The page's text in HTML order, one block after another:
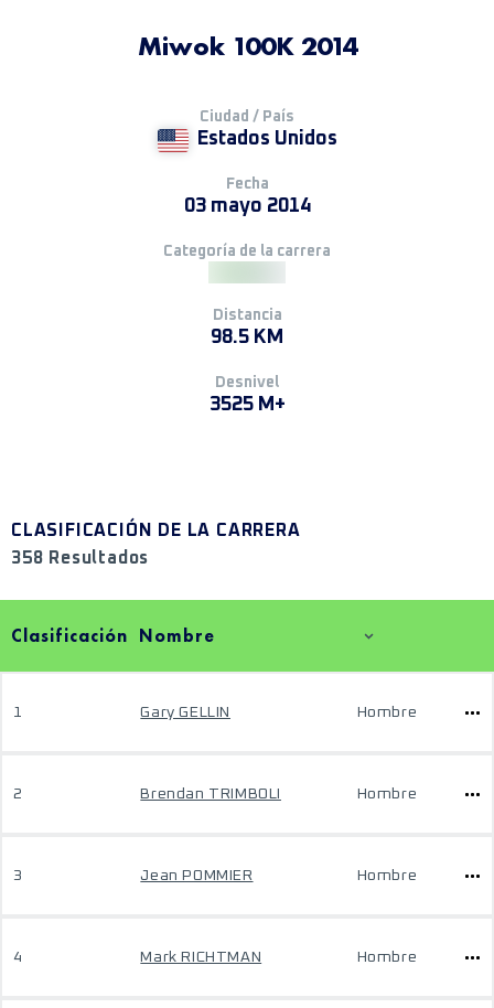
Miwok 100K 2014
Ciudad / País
Estados Unidos
Fecha
03 mayo 2014
Categoría de la carrera
Distancia
98.5 KM
Desnivel
3525 M+
CLASIFICACIÓN DE LA CARRERA
358 Resultados
Clasificación Nombre
1 Gary GELLIN Hombre
2 Brendan TRIMBOLI Hombre
3 Jean POMMIER Hombre
4 Mark RICHTMAN Hombre